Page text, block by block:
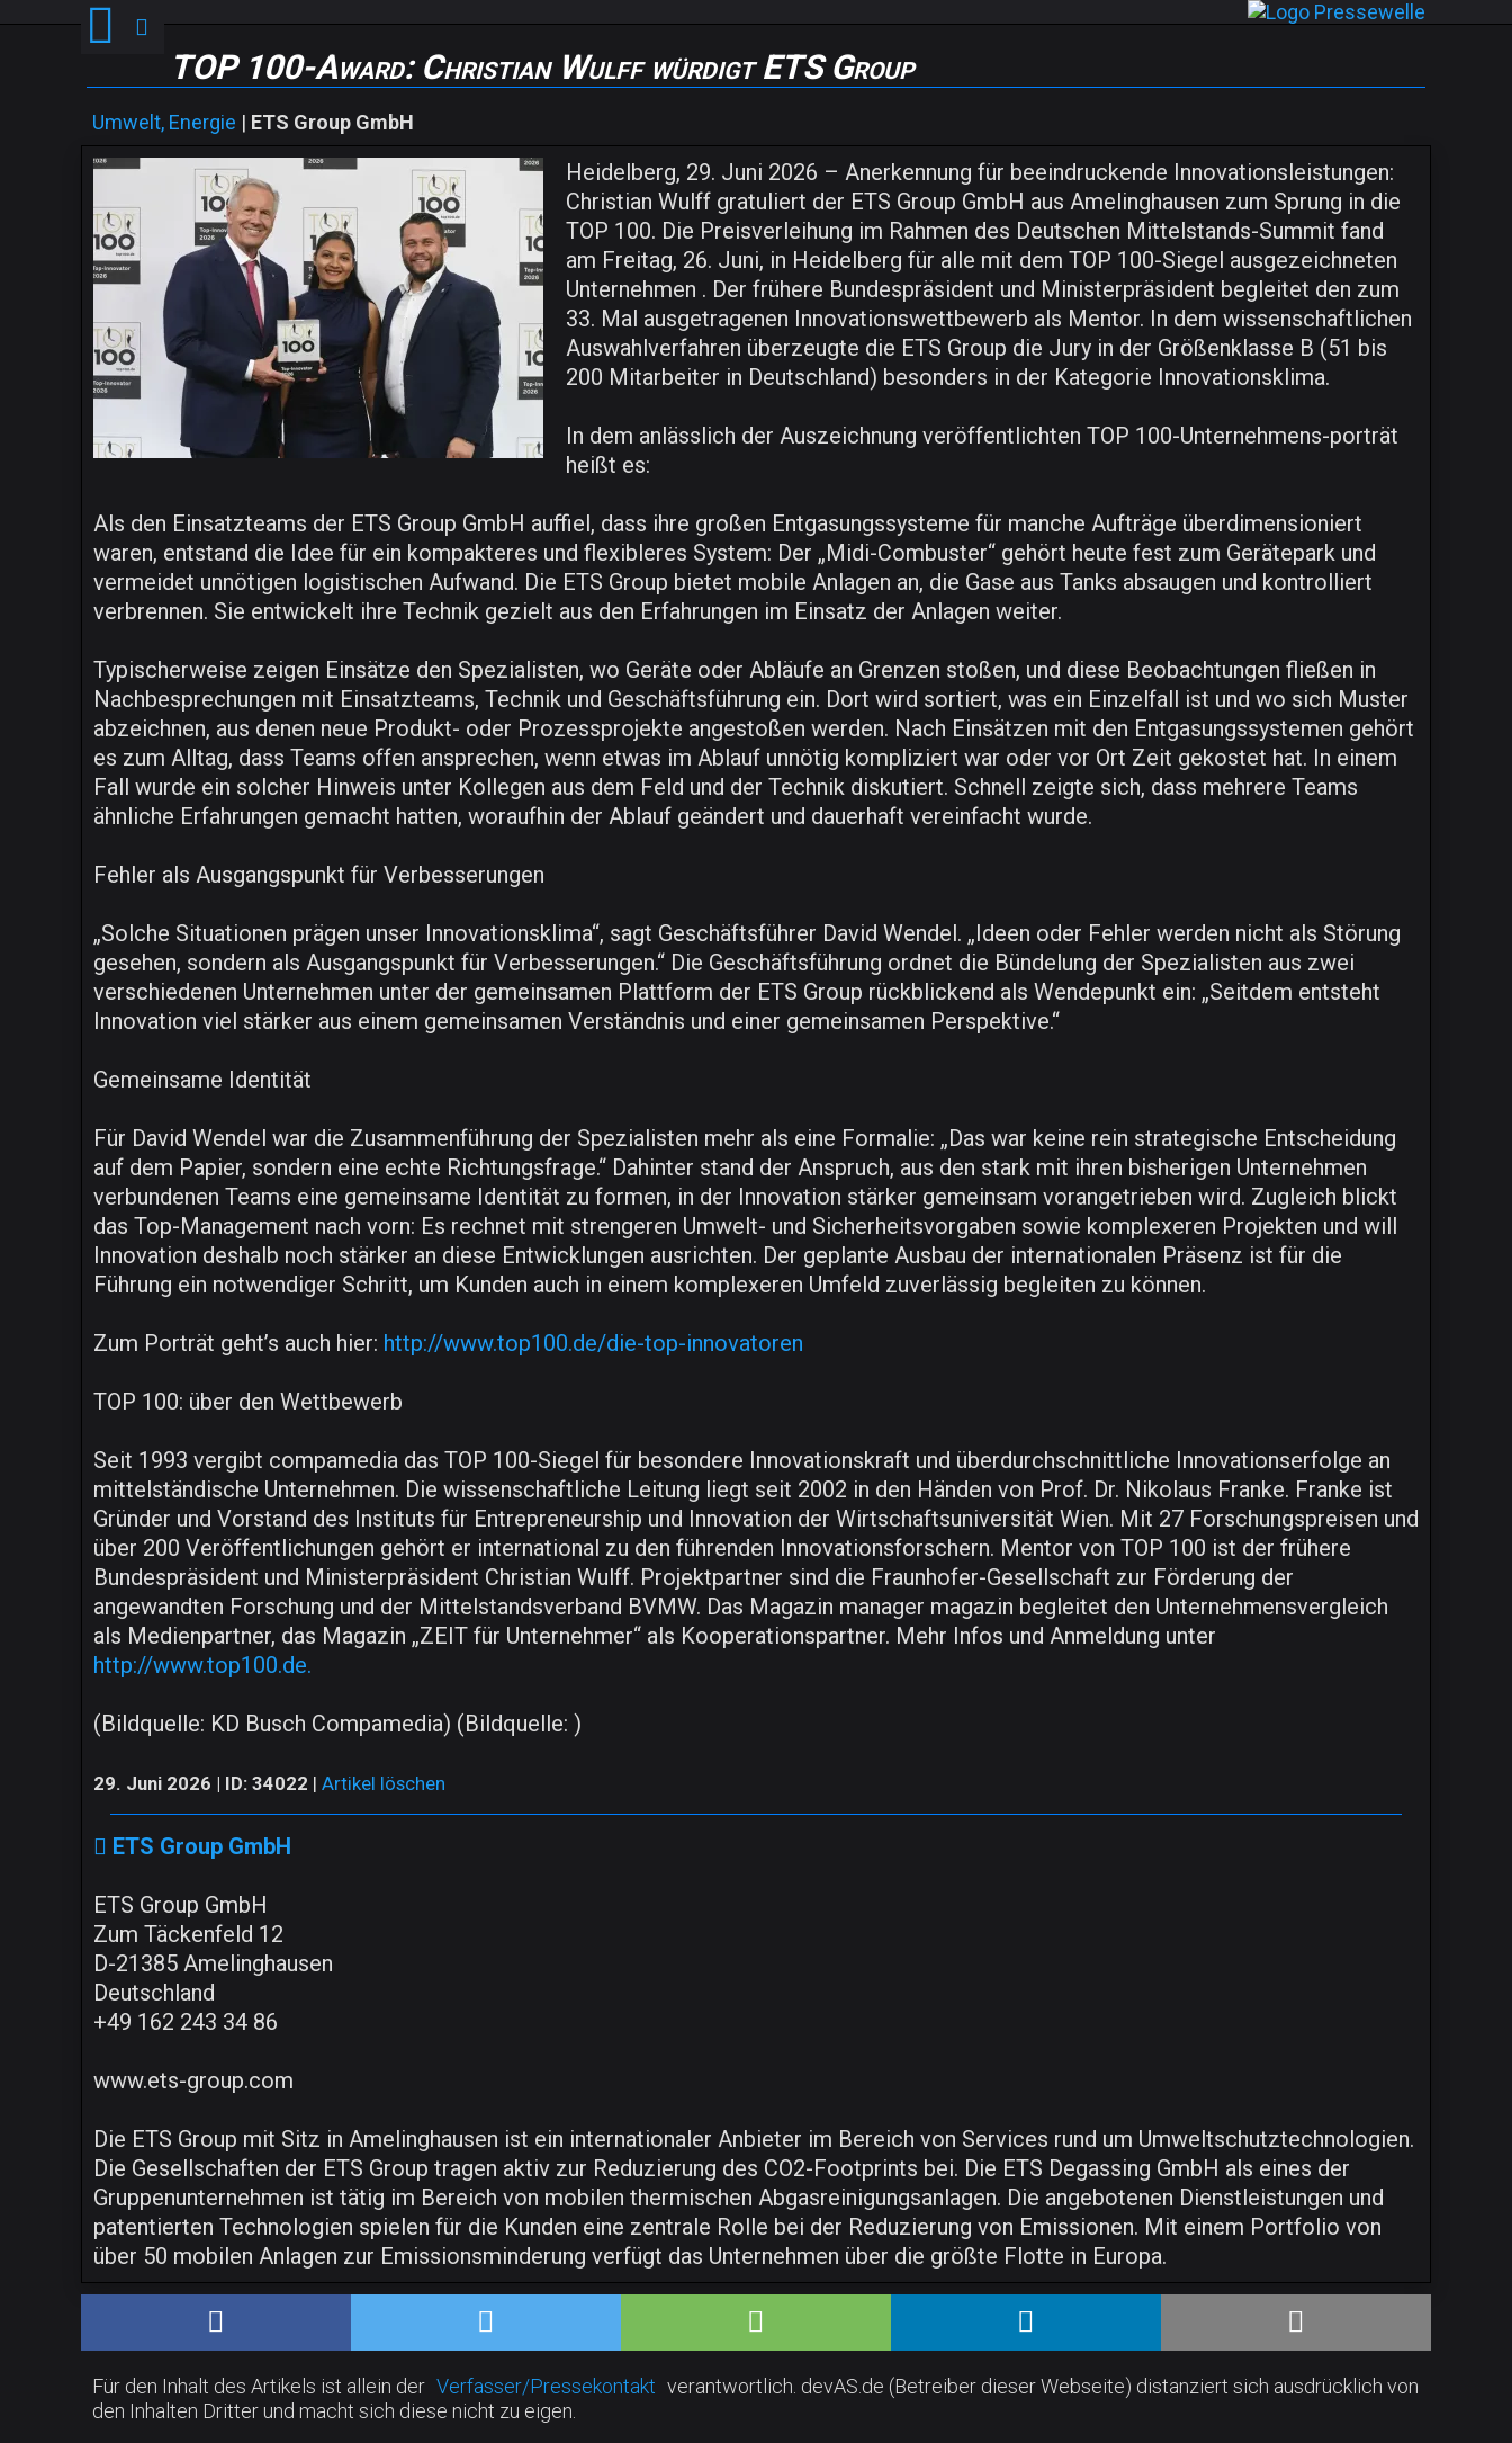
TOP 100-Award: Christian Wulff würdigt ETS Group
Umwelt, Energie | ETS Group GmbH
Heidelberg, 29. Juni 2026 – Anerkennung für beeindruckende Innovationsleistungen:
Christian Wulff gratuliert der ETS Group GmbH aus Amelinghausen zum Sprung in die
TOP 100. Die Preisverleihung im Rahmen des Deutschen Mittelstands-Summit fand
am Freitag, 26. Juni, in Heidelberg für alle mit dem TOP 100-Siegel ausgezeichneten
Unternehmen . Der frühere Bundespräsident und Ministerpräsident begleitet den zum
33. Mal ausgetragenen Innovationswettbewerb als Mentor. In dem wissenschaftlichen
Auswahlverfahren überzeugte die ETS Group die Jury in der Größenklasse B (51 bis
200 Mitarbeiter in Deutschland) besonders in der Kategorie Innovationsklima.
In dem anlässlich der Auszeichnung veröffentlichten TOP 100-Unternehmens-porträt
heißt es:
Als den Einsatzteams der ETS Group GmbH auffiel, dass ihre großen Entgasungssysteme für manche Aufträge überdimensioniert
waren, entstand die Idee für ein kompakteres und flexibleres System: Der „Midi-Combuster“ gehört heute fest zum Gerätepark und
vermeidet unnötigen logistischen Aufwand. Die ETS Group bietet mobile Anlagen an, die Gase aus Tanks absaugen und kontrolliert
verbrennen. Sie entwickelt ihre Technik gezielt aus den Erfahrungen im Einsatz der Anlagen weiter.
Typischerweise zeigen Einsätze den Spezialisten, wo Geräte oder Abläufe an Grenzen stoßen, und diese Beobachtungen fließen in
Nachbesprechungen mit Einsatzteams, Technik und Geschäftsführung ein. Dort wird sortiert, was ein Einzelfall ist und wo sich Muster
abzeichnen, aus denen neue Produkt- oder Prozessprojekte angestoßen werden. Nach Einsätzen mit den Entgasungssystemen gehört
es zum Alltag, dass Teams offen ansprechen, wenn etwas im Ablauf unnötig kompliziert war oder vor Ort Zeit gekostet hat. In einem
Fall wurde ein solcher Hinweis unter Kollegen aus dem Feld und der Technik diskutiert. Schnell zeigte sich, dass mehrere Teams
ähnliche Erfahrungen gemacht hatten, woraufhin der Ablauf geändert und dauerhaft vereinfacht wurde.
Fehler als Ausgangspunkt für Verbesserungen
„Solche Situationen prägen unser Innovationsklima“, sagt Geschäftsführer David Wendel. „Ideen oder Fehler werden nicht als Störung
gesehen, sondern als Ausgangspunkt für Verbesserungen.“ Die Geschäftsführung ordnet die Bündelung der Spezialisten aus zwei
verschiedenen Unternehmen unter der gemeinsamen Plattform der ETS Group rückblickend als Wendepunkt ein: „Seitdem entsteht
Innovation viel stärker aus einem gemeinsamen Verständnis und einer gemeinsamen Perspektive.“
Gemeinsame Identität
Für David Wendel war die Zusammenführung der Spezialisten mehr als eine Formalie: „Das war keine rein strategische Entscheidung
auf dem Papier, sondern eine echte Richtungsfrage.“ Dahinter stand der Anspruch, aus den stark mit ihren bisherigen Unternehmen
verbundenen Teams eine gemeinsame Identität zu formen, in der Innovation stärker gemeinsam vorangetrieben wird. Zugleich blickt
das Top-Management nach vorn: Es rechnet mit strengeren Umwelt- und Sicherheitsvorgaben sowie komplexeren Projekten und will
Innovation deshalb noch stärker an diese Entwicklungen ausrichten. Der geplante Ausbau der internationalen Präsenz ist für die
Führung ein notwendiger Schritt, um Kunden auch in einem komplexeren Umfeld zuverlässig begleiten zu können.
Zum Porträt geht’s auch hier: http://www.top100.de/die-top-innovatoren
TOP 100: über den Wettbewerb
Seit 1993 vergibt compamedia das TOP 100-Siegel für besondere Innovationskraft und überdurchschnittliche Innovationserfolge an
mittelständische Unternehmen. Die wissenschaftliche Leitung liegt seit 2002 in den Händen von Prof. Dr. Nikolaus Franke. Franke ist
Gründer und Vorstand des Instituts für Entrepreneurship und Innovation der Wirtschaftsuniversität Wien. Mit 27 Forschungspreisen und
über 200 Veröffentlichungen gehört er international zu den führenden Innovationsforschern. Mentor von TOP 100 ist der frühere
Bundespräsident und Ministerpräsident Christian Wulff. Projektpartner sind die Fraunhofer-Gesellschaft zur Förderung der
angewandten Forschung und der Mittelstandsverband BVMW. Das Magazin manager magazin begleitet den Unternehmensvergleich
als Medienpartner, das Magazin „ZEIT für Unternehmer“ als Kooperationspartner. Mehr Infos und Anmeldung unter
http://www.top100.de.
(Bildquelle: KD Busch Compamedia) (Bildquelle: )
29. Juni 2026 | ID: 34022 Artikel löschen
ETS Group GmbH
ETS Group GmbH
Zum Täckenfeld 12
D-21385 Amelinghausen
Deutschland
+49 162 243 34 86
www.ets-group.com
Die ETS Group mit Sitz in Amelinghausen ist ein internationaler Anbieter im Bereich von Services rund um Umweltschutztechnologien.
Die Gesellschaften der ETS Group tragen aktiv zur Reduzierung des CO2-Footprints bei. Die ETS Degassing GmbH als eines der
Gruppenunternehmen ist tätig im Bereich von mobilen thermischen Abgasreinigungsanlagen. Die angebotenen Dienstleistungen und
patentierten Technologien spielen für die Kunden eine zentrale Rolle bei der Reduzierung von Emissionen. Mit einem Portfolio von
über 50 mobilen Anlagen zur Emissionsminderung verfügt das Unternehmen über die größte Flotte in Europa.
Für den Inhalt des Artikels ist allein der Verfasser/Pressekontakt verantwortlich. devAS.de (Betreiber dieser Webseite) distanziert sich ausdrücklich von
den Inhalten Dritter und macht sich diese nicht zu eigen.